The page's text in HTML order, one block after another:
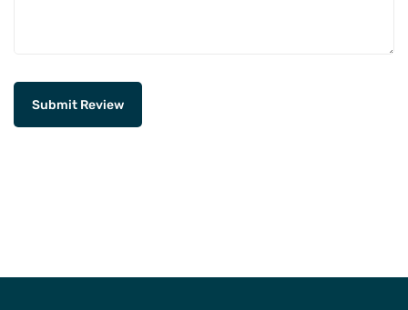
Submit Review